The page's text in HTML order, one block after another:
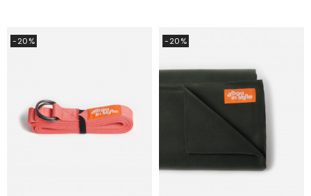
-20% -20%